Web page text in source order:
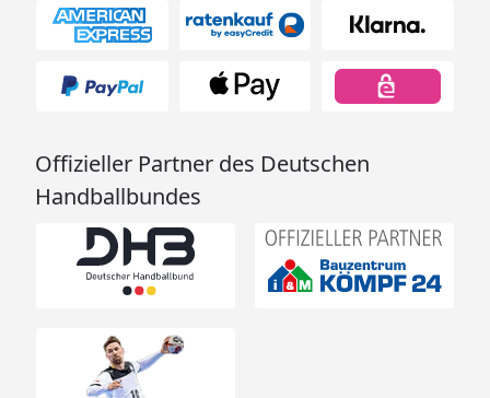
Offizieller Partner des Deutschen
Handballbundes